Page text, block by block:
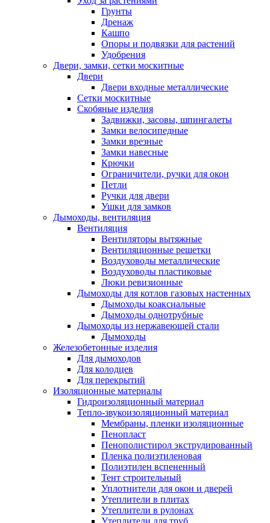
Грунты
Дренаж
Кашпо
Опоры и подвязки для растений
Удобрения
Двери, замки, сетки москитные
Двери
Двери входные металлические
Сетки москитные
Скобяные изделия
Задвижки, засовы, шпингалеты
Замки велосипедные
Замки врезные
Замки навесные
Крючки
Ограничители, ручки для окон
Петли
Ручки для двери
Ушки для замков
Дымоходы, вентиляция
Вентиляция
Вентиляторы вытяжные
Вентиляционные решетки
Воздуховоды металлические
Воздуховоды пластиковые
Люки ревизионные
Дымоходы для котлов газовых настенных
Дымоходы коаксиальные
Дымоходы однотрубные
Дымоходы из нержавеющей стали
Дымоходы
Железобетонные изделия
Для дымоходов
Для колодцев
Для перекрытий
Изоляционные материалы
Гидроизоляционный материал
Тепло-звукоизоляционный материал
Мембраны, пленки изоляционные
Пенопласт
Пенополистирол экструдированный
Пленка полиэтиленовая
Полиэтилен вспененный
Тент строительный
Уплотнители для окон и дверей
Утеплители в плитах
Утеплители в рулонах
Утеплители для труб